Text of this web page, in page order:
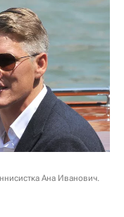
Ана Иванович.